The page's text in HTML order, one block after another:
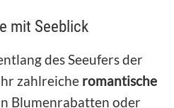
mit Seeblick
des Seeufers der
zahlreiche romantische
Blumenrabatten oder